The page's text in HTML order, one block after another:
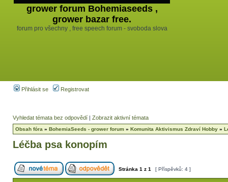
grower forum Bohemiaseeds ,
grower bazar free.
forum pro všechny , free speech forum - svoboda slova
Přihlásit se Registrovat
Vyhledat témata bez odpovědí | Zobrazit aktivní témata
Obsah fóra » BohemiaSeeds - grower forum » Komunita Aktivismus Zdraví Hobby »
Léčba psa konopím
Stránka 1 z 1 [ Příspěvků: 4 ]